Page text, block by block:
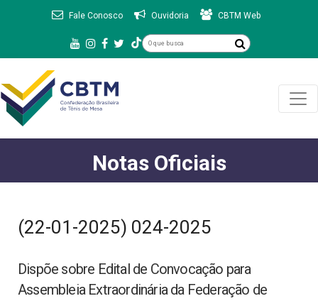
Fale Conosco Ouvidoria CBTM Web
Notas Oficiais
(22-01-2025) 024-2025
Dispõe sobre Edital de Convocação para
Assembleia Extraordinária da Federação de